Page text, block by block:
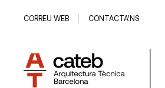
CORREU WEB CONTACTA’NS